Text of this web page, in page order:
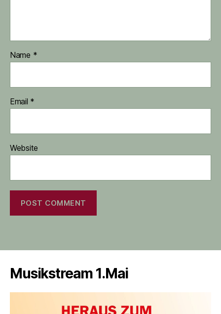
Name *
Email *
Website
Musikstream 1.Mai